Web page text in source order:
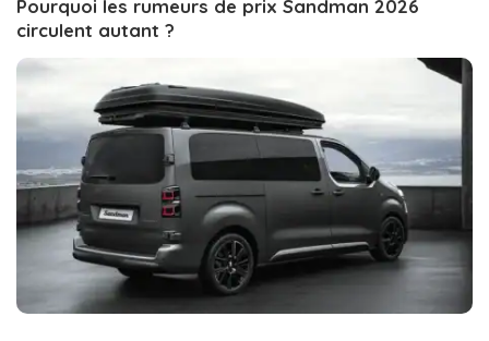
Pourquoi les rumeurs de prix Sandman 2026
circulent autant ?